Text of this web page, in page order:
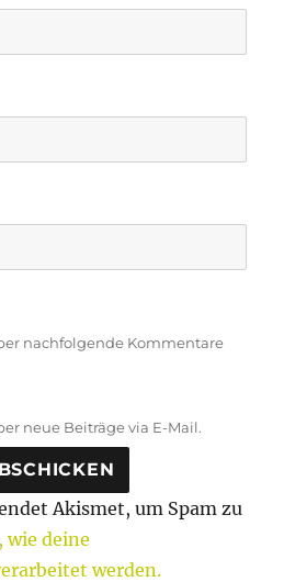
nachfolgende Kommentare
neue Beiträge via E-Mail.
Akismet, um Spam zu
wie deine
werden.